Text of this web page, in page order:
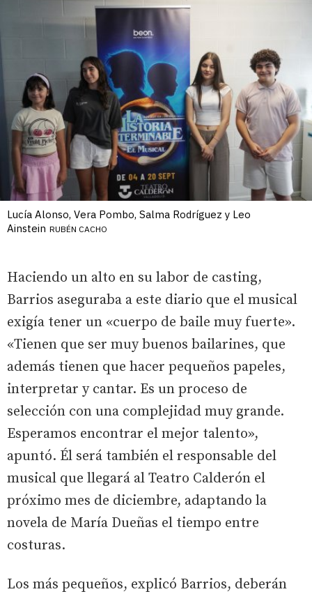
Lucía Alonso, Vera Pombo, Salma Rodríguez y Leo
Ainstein RUBÉN CACHO
Haciendo un alto en su labor de casting,
Barrios aseguraba a este diario que el musical
exigía tener un «cuerpo de baile muy fuerte».
«Tienen que ser muy buenos bailarines, que
además tienen que hacer pequeños papeles,
interpretar y cantar. Es un proceso de
selección con una complejidad muy grande.
Esperamos encontrar el mejor talento»,
apuntó. Él será también el responsable del
musical que llegará al Teatro Calderón el
próximo mes de diciembre, adaptando la
novela de María Dueñas el tiempo entre
costuras.
Los más pequeños, explicó Barrios, deberán